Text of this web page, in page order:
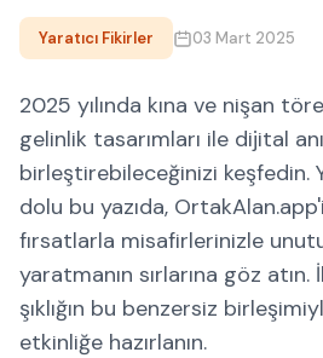
Yaratıcı Fikirler 03 Mart 2025
2025 yılında kına ve nişan
gelinlik tasarımları ile dijital anı
birleştirebileceğinizi keşfedin.
dolu bu yazıda,
fırsatlarla misafirlerinizle
yaratmanın sırlarına göz
şıklığın bu benzersiz
etkinliğe hazırlanın.